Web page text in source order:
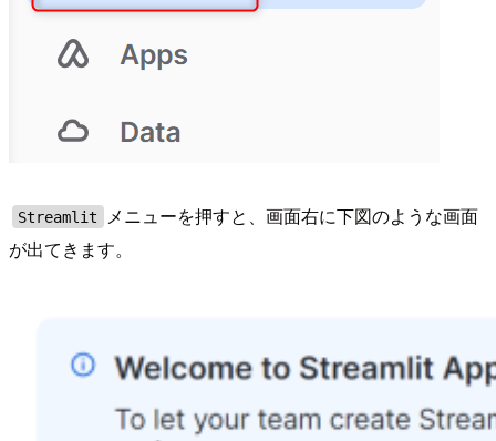
Streamlit
メニューを押すと、画面右に下図のような画面
が出てきます。